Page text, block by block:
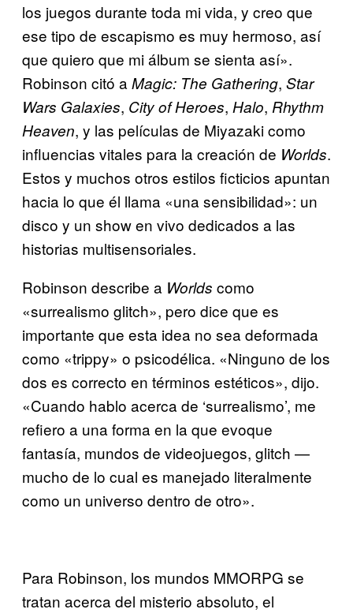
los juegos durante toda mi vida, y creo que
ese tipo de escapismo es muy hermoso, así
que quiero que mi álbum se sienta así».
Robinson citó aMagic: The Gathering, Star
Wars Galaxies, City of Heroes, Halo, Rhythm
Heaven, y las películas de Miyazaki como
influencias vitales para la creación de Worlds.
Estos y muchos otros estilos ficticios apuntan
hacia lo que él llama «una sensibilidad»: un
disco y un show en vivo dedicados a las
historias multisensoriales.
Robinson describe a Worlds como
«surrealismo glitch», pero dice que es
importante que esta idea no sea deformada
como «trippy» o psicodélica. «Ninguno de los
dos es correcto en términos estéticos», dijo.
«Cuando hablo acerca de ‘surrealismo’, me
refiero a una forma en la que evoque
fantasía, mundos de videojuegos, glitch —
mucho de lo cual es manejado literalmente
como un universo dentro de otro».
Para Robinson, los mundos MMORPG se
tratan acerca del misterio absoluto, el